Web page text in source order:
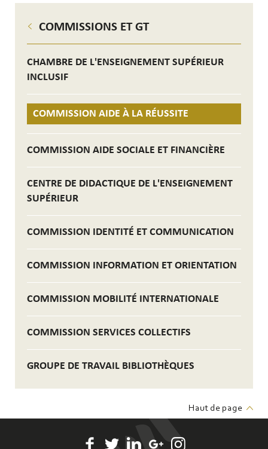
COMMISSIONS ET GT
CHAMBRE DE L'ENSEIGNEMENT SUPÉRIEUR
INCLUSIF
COMMISSION AIDE À LA RÉUSSITE
COMMISSION AIDE SOCIALE ET FINANCIÈRE
CENTRE DE DIDACTIQUE DE L'ENSEIGNEMENT
SUPÉRIEUR
COMMISSION IDENTITÉ ET COMMUNICATION
COMMISSION INFORMATION ET ORIENTATION
COMMISSION MOBILITÉ INTERNATIONALE
COMMISSION SERVICES COLLECTIFS
GROUPE DE TRAVAIL BIBLIOTHÈQUES
Haut de page